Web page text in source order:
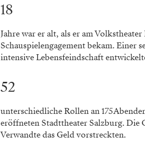
18
Jahre war er alt, als er am
Schauspielengagement bekam. Einer
intensive Lebensfeindschaft
52
unterschiedliche Rollen an 175
eröffneten Stadttheater Salzburg.
Verwandte das Geld vorstreckten.